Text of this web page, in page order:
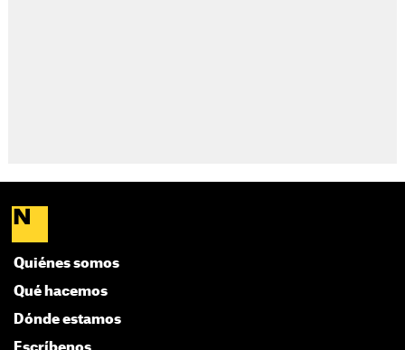
Quiénes somos
Qué hacemos
Dónde estamos